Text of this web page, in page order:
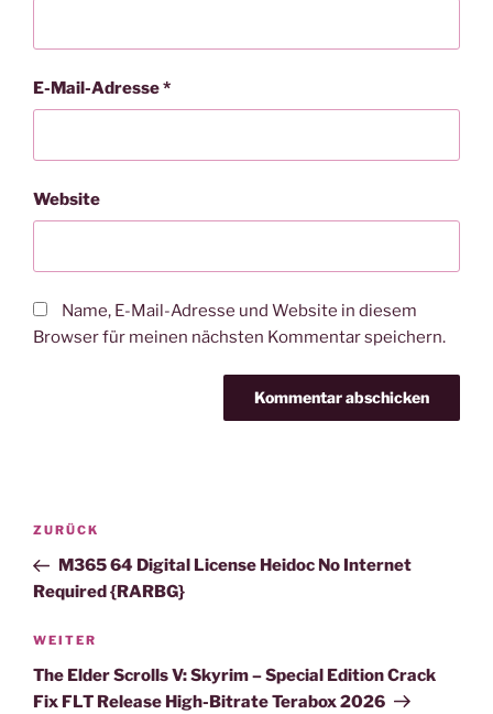
E-Mail-Adresse*
Website
Name, E-Mail-Adresse und Website in diesem
Browser für meinen nächsten Kommentar speichern.
Beitragsnavigation
Vorheriger
Beitrag
ZURÜCK
M365 64 Digital License Heidoc No Internet
Required {RARBG}
Nächster
Beitrag
WEITER
The Elder Scrolls V: Skyrim – Special Edition Crack
Fix FLT Release High-Bitrate Terabox 2026